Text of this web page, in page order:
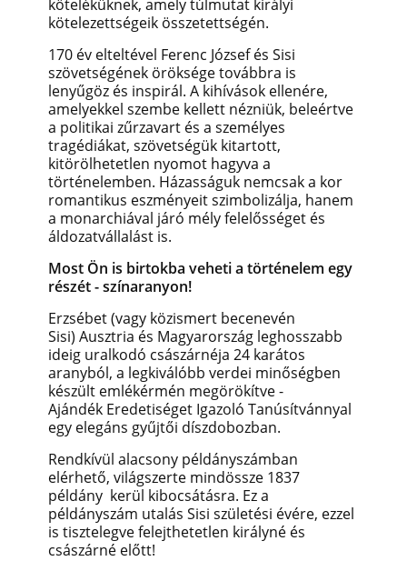
köteléküknek, amely túlmutat királyi
kötelezettségeik összetettségén.
170 év elteltével Ferenc József és Sisi
szövetségének öröksége továbbra is
lenyűgöz és inspirál. A kihívások ellenére,
amelyekkel szembe kellett nézniük, beleértve
a politikai zűrzavart és a személyes
tragédiákat, szövetségük kitartott,
kitörölhetetlen nyomot hagyva a
történelemben. Házasságuk nemcsak a kor
romantikus eszményeit szimbolizálja, hanem
a monarchiával járó mély felelősséget és
áldozatvállalást is.
Most Ön is birtokba veheti a történelem egy
részét - színaranyon!
Erzsébet (vagy közismert becenevén
Sisi) Ausztria és Magyarország leghosszabb
ideig uralkodó császárnéja 24 karátos
aranyból, a legkiválóbb verdei minőségben
készült emlékérmén megörökítve -
Ajándék Eredetiséget Igazoló Tanúsítvánnyal
egy elegáns gyűjtői díszdobozban.
Rendkívül alacsony példányszámban
elérhető, világszerte mindössze 1837
példány kerül kibocsátásra. Ez a
példányszám utalás Sisi születési évére, ezzel
is tisztelegve felejthetetlen királyné és
császárné előtt!